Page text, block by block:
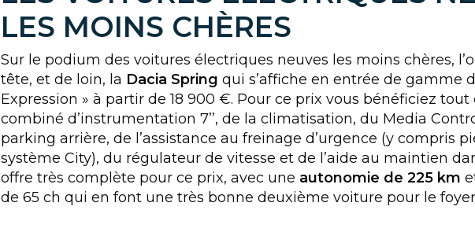
LES MOINS CHÈRES
Sur le podium des voitures électriques neuves les moins chères,
tête, et de loin, la Dacia Spring qui s’affiche en entrée de gamme
Expression » à partir de 18 900 €. Pour ce prix vous bénéficiez tout
combiné d’instrumentation 7’’, de la climatisation, du Media
parking arrière, de l’assistance au freinage d’urgence (y compris
système City), du régulateur de vitesse et de l’aide au maintien
offre très complète pour ce prix, avec une autonomie de 225 km
de 65 ch qui en font une très bonne deuxième voiture pour le